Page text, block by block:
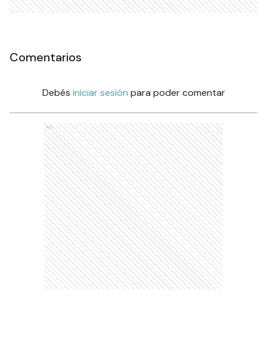
Comentarios
Debés iniciar sesión para poder comentar
Ads